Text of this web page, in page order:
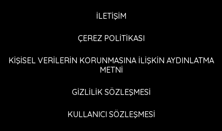
İLETİŞİM
ÇEREZ POLİTİKASI
KİŞİSEL VERİLERİN KORUNMASINA İLİŞKİN AYDINLATMA
METNİ
GİZLİLİK SÖZLEŞMESİ
KULLANICI SÖZLEŞMESİ